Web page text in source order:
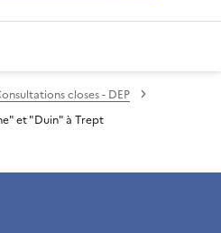
closes - DEP
et "Duin" à Trept